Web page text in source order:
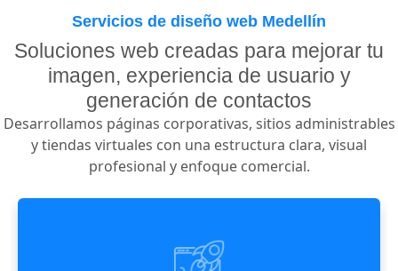
Servicios de diseño web Medellín
Soluciones web creadas para mejorar tu
imagen, experiencia de usuario y
generación de contactos
Desarrollamos páginas corporativas, sitios administrables
y tiendas virtuales con una estructura clara, visual
profesional y enfoque comercial.